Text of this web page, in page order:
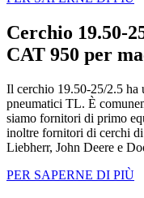
Cerchio 19.50-
CAT 950 per
Il cerchio 19.50-25/2.5 ha
pneumatici TL. È
siamo fornitori di primo
inoltre fornitori di cerchi
Liebherr, John Deere e
PER SAPERNE DI PIÙ